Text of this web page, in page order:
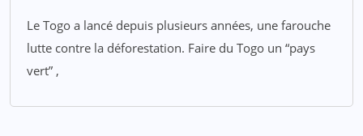
Le Togo a lancé depuis plusieurs années, une farouche
lutte contre la déforestation. Faire du Togo un “pays
vert” ,